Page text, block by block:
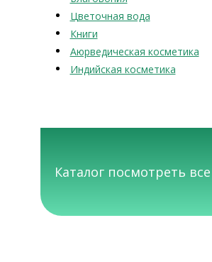
Цветочная вода
Книги
Аюрведическая косметика
Индийская косметика
Каталог посмотреть